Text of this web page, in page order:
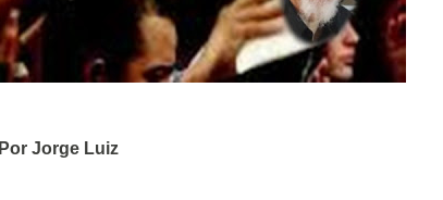
Por Jorge Luiz